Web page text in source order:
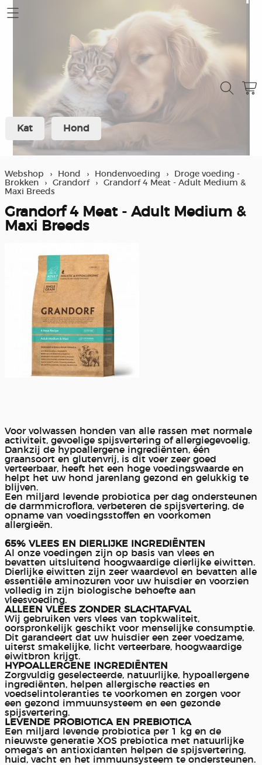
Mijn account
Verzending en retour
Winkel
Spaarprogramma klanten
Kat Hond
Webshop › Hond › Hondenvoeding ›
Droge voeding -
Brokken
› Grandorf ›
Grandorf 4 Meat - Adult Medium &
Maxi Breeds
Grandorf 4 Meat - Adult Medium &
Maxi Breeds
Voor volwassen honden van alle rassen met normale
activiteit, gevoelige spijsvertering of allergiegevoelig.
Dankzij de hypoallergene ingrediënten, één
graansoort en glutenvrij, is dit voer zeer goed
verteerbaar, heeft het een hoge voedingswaarde en
helpt het uw hond jarenlang gezond en gelukkig te
blijven.
Een miljard levende probiotica per dag ondersteunen
de darmmicroflora, verbeteren de spijsvertering, de
opname van voedingsstoffen en voorkomen
allergieën.
65% VLEES EN DIERLIJKE INGREDIËNTEN
Al onze voedingen zijn op basis van vlees en
bevatten uitsluitend hoogwaardige dierlijke eiwitten.
Dierlijke eiwitten zijn zeer waardevol en bevatten alle
essentiële aminozuren voor uw huisdier en voorzien
volledig in zijn biologische behoefte aan
vleesvoeding.
ALLEEN VLEES ZONDER SLACHTAFVAL
Wij gebruiken vers vlees van topkwaliteit,
oorspronkelijk geschikt voor menselijke consumptie.
Dit garandeert dat uw huisdier een zeer voedzame,
uiterst smakelijke, licht verteerbare, hoogwaardige
eiwitbron krijgt.
HYPOALLERGENE INGREDIËNTEN
Zorgvuldig geselecteerde, natuurlijke, hypoallergene
ingrediënten, helpen allergische reacties en
voedselintoleranties te voorkomen en zorgen voor
een gezond immuunsysteem en een gezonde
spijsvertering.
LEVENDE PROBIOTICA EN PREBIOTICA
Een miljard levende probiotica per 1 kg en de
nieuwste generatie XOS prebiotica met natuurlijke
omega's en antioxidanten helpen de spijsvertering,
huid, vacht en het immuunsysteem te ondersteunen.